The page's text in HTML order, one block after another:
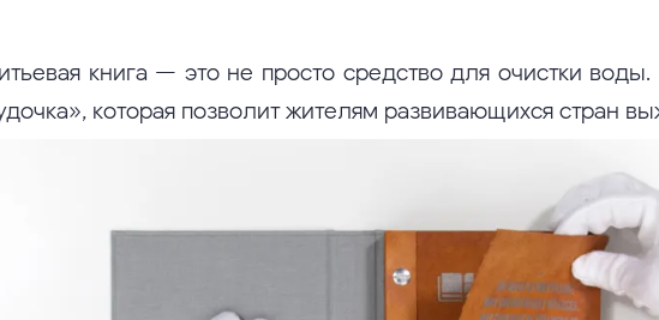
книга — это не просто средство для очистки воды.
которая позволит жителям развивающихся стран